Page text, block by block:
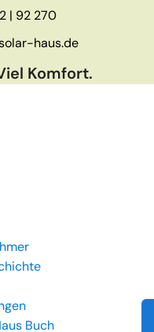
| 92 270
haus.de
Komfort.
Buch